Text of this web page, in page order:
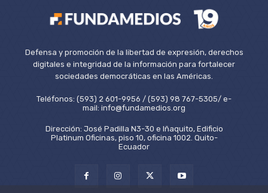
Defensa y promoción de la libertad de expresión, derechos
digitales e integridad de la información para fortalecer
sociedades democráticas en las Américas.
Teléfonos: (593) 2 601-9956 / (593) 98 767-5305/ e-
mail: info@fundamedios.org
Dirección: José Padilla N3-30 e Iñaquito, Edificio
Platinum Oficinas, piso 10, oficina 1002. Quito-
Ecuador